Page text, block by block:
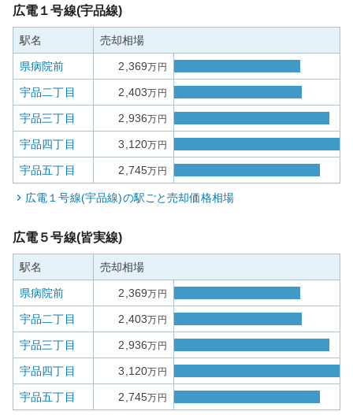
広電１号線(宇品線)
駅名 売却相場
県病院前 2,369万円
宇品二丁目 2,403万円
宇品三丁目 2,936万円
宇品四丁目 3,120万円
宇品五丁目 2,745万円
広電１号線(宇品線)の駅ごと売却価格相場
広電５号線(皆実線)
駅名 売却相場
県病院前 2,369万円
宇品二丁目 2,403万円
宇品三丁目 2,936万円
宇品四丁目 3,120万円
宇品五丁目 2,745万円